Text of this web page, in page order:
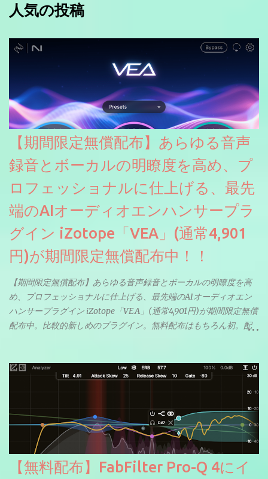
人気の投稿
【期間限定無償配布】あらゆる音声
録音とボーカルの明瞭度を高め、プ
ロフェッショナルに仕上げる、最先
端のAIオーディオエンハンサープラ
グイン iZotope「VEA」(通常4,901
円)が期間限定無償配布中！！
【期間限定無償配布】あらゆる音声録音とボーカルの明瞭度を高
め、プロフェッショナルに仕上げる、最先端のAIオーディオエン
ハンサープラグイン iZotope「VEA」(通常4,901円)が期間限定無償
配布中。比較的新しめのプラグイン。無料配布はもちろん初。配
【無料配布】FabFilter Pro-Q 4にイ